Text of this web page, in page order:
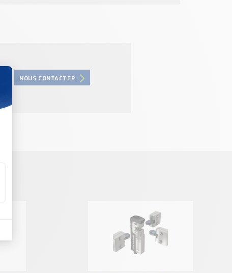
NOUS CONTACTER